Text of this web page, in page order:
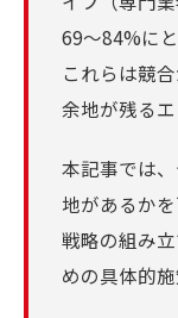
69〜84%に
これらは競
余地が残るエ
本記事では
地があるか
戦略の組み
めの具体的施